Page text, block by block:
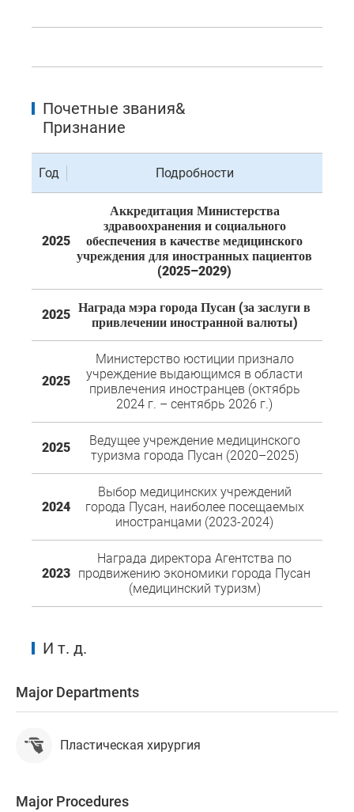
Почетные звания&
Признание
Год Подробности
2025
Аккредитация Министерства
здравоохранения и социального
обеспечения в качестве медицинского
учреждения для иностранных пациентов
(2025–2029)
2025 Награда мэра города Пусан (за заслуги в
привлечении иностранной валюты)
2025
Министерство юстиции признало
учреждение выдающимся в области
привлечения иностранцев (октябрь
2024 г. – сентябрь 2026 г.)
2025
Ведущее учреждение медицинского
туризма города Пусан (2020–2025)
2024
Выбор медицинских учреждений
города Пусан, наиболее посещаемых
иностранцами (2023-2024)
2023
Награда директора Агентства по
продвижению экономики города Пусан
(медицинский туризм)
И т. д.
Major Departments
Пластическая хирургия
Major Procedures